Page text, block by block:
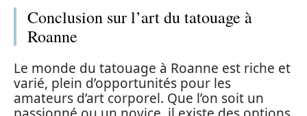
Conclusion sur l’art du tatouage à
Roanne
Le monde du tatouage à Roanne est riche et
varié, plein d’opportunités pour les
amateurs d’art corporel. Que l’on soit un